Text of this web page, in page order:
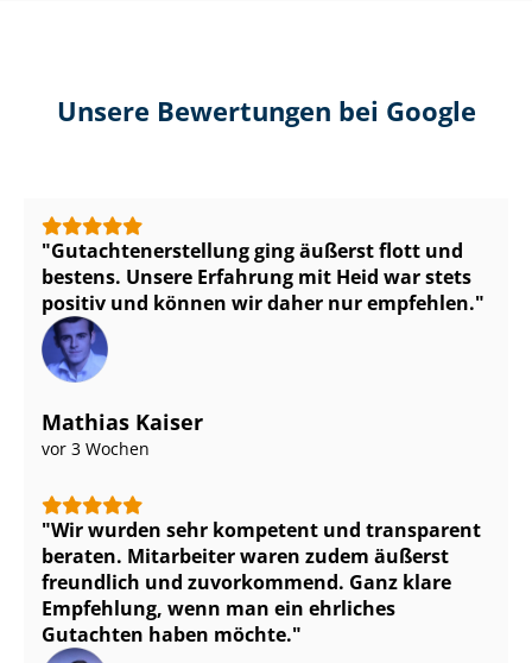
Unsere Bewertungen bei Google
Gut­ach­ten­er­stel­lung ging äußerst flott und
bestens. Unsere Erfahrung mit Heid war stets
positiv und können wir daher nur empfehlen.
Mathias Kaiser
vor 3 Wochen
Wir wurden sehr kompetent und transparent
beraten. Mitarbeiter waren zudem äußerst
freundlich und zuvorkommend. Ganz klare
Empfehlung, wenn man ein ehrliches
Gutachten haben möchte.